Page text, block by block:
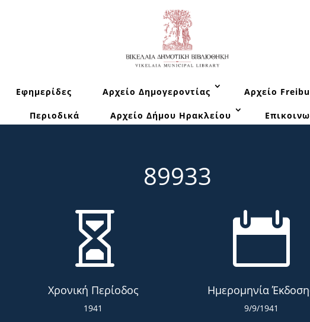
Εφημερίδες Αρχείο Δημογεροντίας Αρχείο
Περιοδικά Αρχείο Δήμου Ηρακλείου
89933

Χρονική Περίοδος
1941

Ημερομηνία
9/9/1941